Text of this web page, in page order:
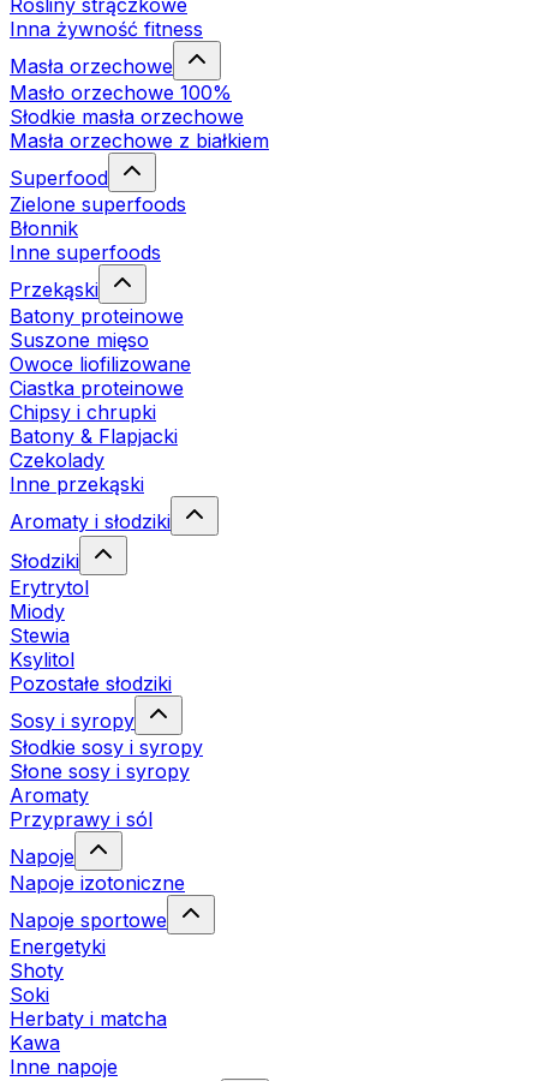
Rośliny strączkowe
Inna żywność fitness
Masła orzechowe
Masło orzechowe 100%
Słodkie masła orzechowe
Masła orzechowe z białkiem
Superfood
Zielone superfoods
Błonnik
Inne superfoods
Przekąski
Batony proteinowe
Suszone mięso
Owoce liofilizowane
Ciastka proteinowe
Chipsy i chrupki
Batony & Flapjacki
Czekolady
Inne przekąski
Aromaty i słodziki
Słodziki
Erytrytol
Miody
Stewia
Ksylitol
Pozostałe słodziki
Sosy i syropy
Słodkie sosy i syropy
Słone sosy i syropy
Aromaty
Przyprawy i sól
Napoje
Napoje izotoniczne
Napoje sportowe
Energetyki
Shoty
Soki
Herbaty i matcha
Kawa
Inne napoje